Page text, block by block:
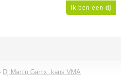
Ik ben een dj
Dj Martin Garrix: kans VMA